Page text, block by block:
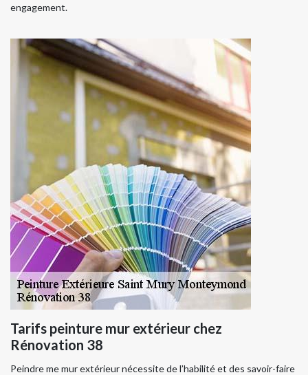
engagement.
Tarifs peinture mur extérieur chez
Rénovation 38
Peindre me mur extérieur nécessite de l’habilité et des savoir-faire